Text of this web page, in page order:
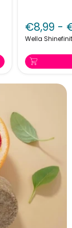
Shinefinity
Activador
2%
&
Bowl
€8,99 -
Wella